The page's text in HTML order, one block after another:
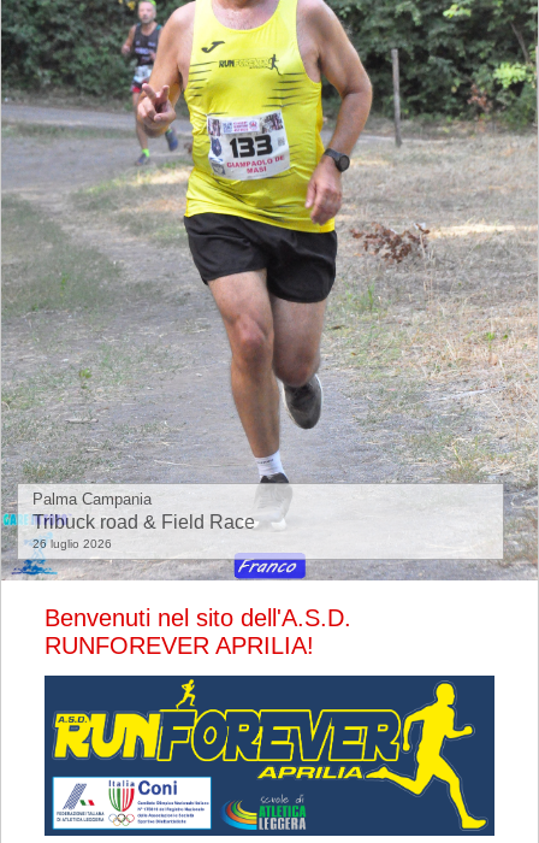
Palma Campania
Tribuck road & Field Race
26 luglio 2026
Benvenuti nel sito dell'A.S.D.
RUNFOREVER APRILIA!